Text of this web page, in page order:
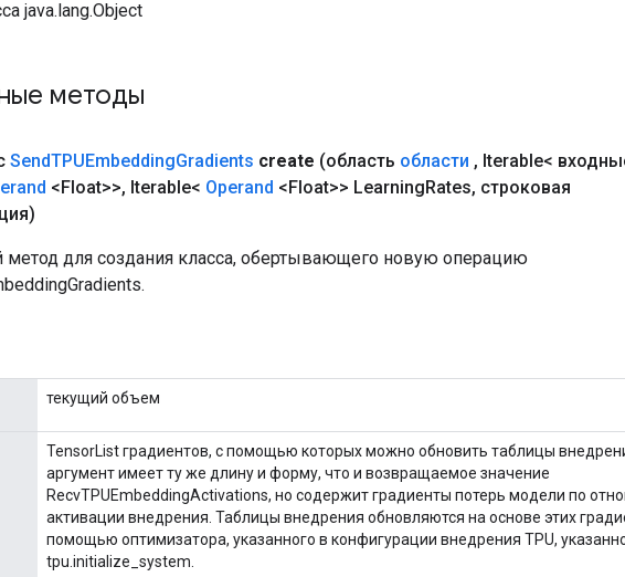
java.lang.Object
методы
SendTPUEmbeddingGradients create (область области , Iterable<
<Float>>, Iterable< Operand <Float>> LearningRates, строковая
для создания класса, обертывающего новую операцию
текущий объем
TensorList градиентов, с помощью которых можно обновить таблицы
аргумент имеет ту же длину и форму, что и возвращаемое значение
RecvTPUEmbeddingActivations, но содержит градиенты потерь модели по
активации внедрения. Таблицы внедрения обновляются на основе этих
помощью оптимизатора, указанного в конфигурации внедрения TPU,
tpu.initialize_system.